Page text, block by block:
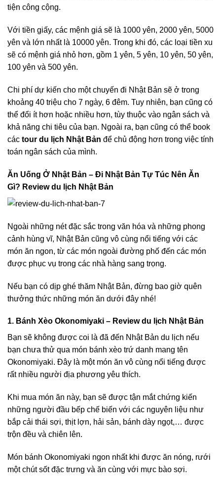
tiện công cộng.
Với tiền giấy, các mệnh giá sẽ là 1000 yên, 2000 yên, 5000
yên và lớn nhất là 10000 yên. Trong khi đó, các loại tiền xu
sẽ có mệnh giá nhỏ hơn, gồm 1 yên, 5 yên, 10 yên, 50 yên,
100 yên và 500 yên.
Chi phí dự kiến cho một chuyến đi Nhật Bản sẽ ở trong
khoảng 40 triệu cho 7 ngày, 6 đêm. Tuy nhiên, bạn cũng có
thể đổi ít hơn hoặc nhiều hơn, tùy thuộc vào ngân sách và
khả năng chi tiêu của bạn. Ngoài ra, bạn cũng có thể book
các tour du lịch Nhật Bản để chủ động hơn trong việc tính
toán ngân sách của mình.
Ăn Uống Ở Nhật Bản – Đi Nhật Bản Tự Túc Nên Ăn
Gì? Review du lịch Nhật Bản
Ngoài những nét đặc sắc trong văn hóa và những phong
cảnh hùng vĩ, Nhật Bản cũng vô cùng nổi tiếng với các
món ăn ngon, từ các món ngoài đường phố đến các món
được phục vụ trong các nhà hàng sang trọng.
Nếu bạn có dịp ghé thăm Nhật Bản, đừng bao giờ quên
thưởng thức những món ăn dưới đây nhé!
1. Bánh Xèo Okonomiyaki – Review du lịch Nhật Bản
Bạn sẽ không được coi là đã đến Nhật Bản du lịch nếu
bạn chưa thử qua món bánh xèo trứ danh mang tên
Okonomiyaki. Đây là một món ăn vô cùng nổi tiếng được
rất nhiều người địa phương yêu thích.
Khi mua món ăn này, bạn sẽ được tận mắt chứng kiến
những người đầu bếp chế biến với các nguyên liệu như
bắp cải thái sợi, thịt lợn, hải sản, bánh dày ngọt,… được
trộn đều và chiên lên.
Món bánh Okonomiyaki ngon nhất khi được ăn nóng, rưới
một chút sốt đặc trưng và ăn cùng với mực bào sợi.